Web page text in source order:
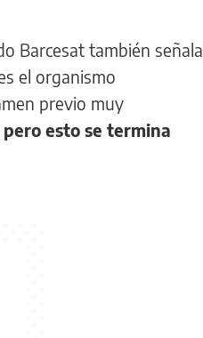
Barcesat también señala
el organismo
previo muy
esto se termina